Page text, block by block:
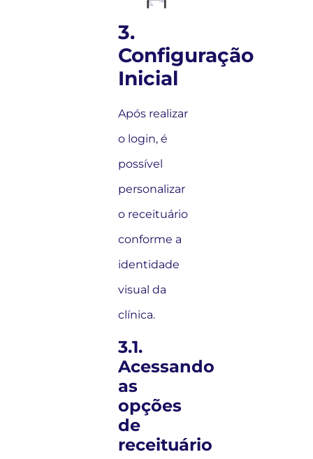
3.
Configuração
Inicial
Após realizar
o login, é
possível
personalizar
o receituário
conforme a
identidade
visual da
clínica.
3.1.
Acessando
as
opções
de
receituário